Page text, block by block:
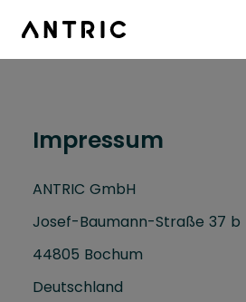
Impressum
ANTRIC GmbH
Josef-Baumann-Straße 37 b
44805 Bochum
Deutschland